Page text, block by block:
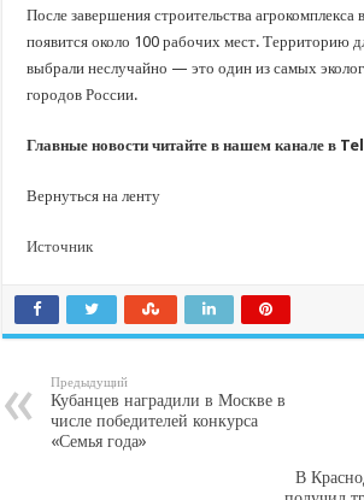
После завершения строительства
появится около 100 рабочих мест. Территорию
выбрали неслучайно — это один из самых
городов России.
Главные новости читайте в нашем канале в
Вернуться на ленту
Источник
Предыдущий
Кубанцев наградили в Москве в
числе победителей конкурса
«Семья года»
В